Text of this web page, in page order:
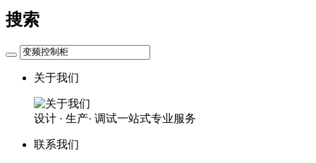
搜索
关于我们
设计 · 生产· 调试一站式专业服务
联系我们